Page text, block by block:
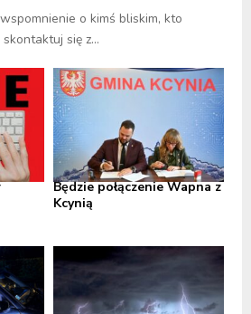
o kimś bliskim, kto
się z...
Będzie połączenie Wapna z
Kcynią